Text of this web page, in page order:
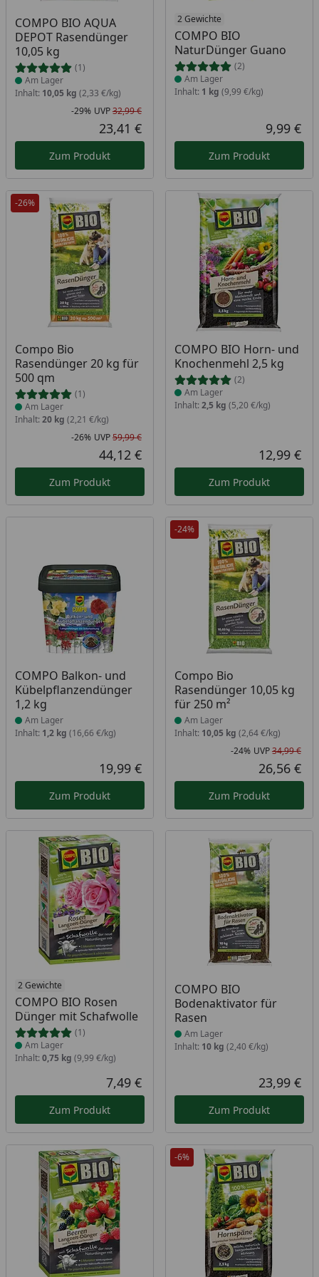
COMPO BIO AQUA
DEPOT Rasendünger
10,05 kg
(1)
Produkt am Lager
Am Lager
Inhalt: 10,05 kg (2,33 €/kg)
Rabatt in Prozent
-29%
Ursprünglicher Preis
UVP32,99 €
Aktueller Preis
23,41 €
Zum Produkt
2 Gewichte
COMPO BIO
NaturDünger Guano
(2)
Produkt am Lager
Am Lager
Inhalt: 1 kg (9,99 €/kg)
9,99 €
Zum Produkt
-26%
Compo Bio
Rasendünger 20 kg für
500 qm
(1)
Produkt am Lager
Am Lager
Inhalt: 20 kg (2,21 €/kg)
Rabatt in Prozent
-26%
Ursprünglicher Preis
UVP59,99 €
Aktueller Preis
44,12 €
Zum Produkt
COMPO BIO Horn- und
Knochenmehl 2,5 kg
(2)
Produkt am Lager
Am Lager
Inhalt: 2,5 kg (5,20 €/kg)
12,99 €
Zum Produkt
COMPO Balkon- und
Kübelpflanzendünger
1,2 kg
Produkt am Lager
Am Lager
Inhalt: 1,2 kg (16,66 €/kg)
Aktueller Preis
19,99 €
Zum Produkt
-24%
Compo Bio
Rasendünger 10,05 kg
für 250 m²
Produkt am Lager
Am Lager
Inhalt: 10,05 kg (2,64 €/kg)
-24% UVP34,99 €
26,56 €
Zum Produkt
2 Gewichte
COMPO BIO Rosen
Dünger mit Schafwolle
(1)
Produkt am Lager
Am Lager
Inhalt: 0,75 kg (9,99 €/kg)
Aktueller Preis
7,49 €
Zum Produkt
COMPO BIO
Bodenaktivator für
Rasen
Produkt am Lager
Am Lager
Inhalt: 10 kg (2,40 €/kg)
23,99 €
Zum Produkt
-6%